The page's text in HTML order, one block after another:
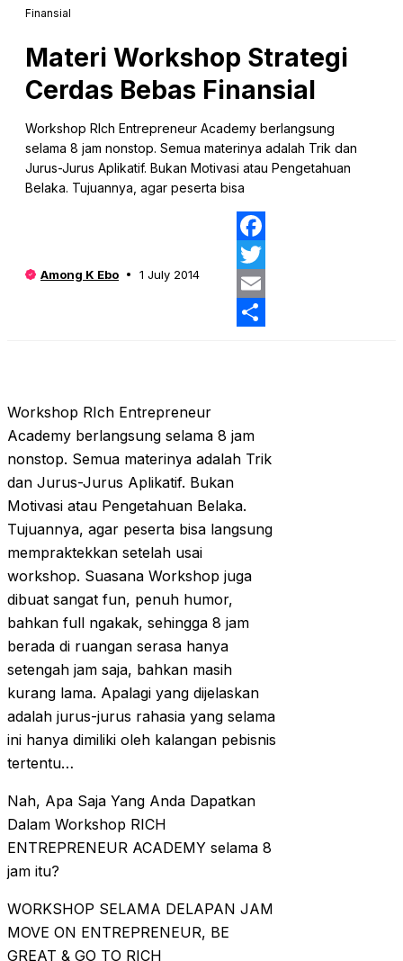
Finansial
Materi Workshop Strategi
Cerdas Bebas Finansial
Workshop RIch Entrepreneur Academy berlangsung
selama 8 jam nonstop. Semua materinya adalah Trik dan
Jurus-Jurus Aplikatif. Bukan Motivasi atau Pengetahuan
Belaka. Tujuannya, agar peserta bisa
Among K Ebo 1 July 2014
Workshop RIch Entrepreneur
Academy berlangsung selama 8 jam
nonstop. Semua materinya adalah Trik
dan Jurus-Jurus Aplikatif. Bukan
Motivasi atau Pengetahuan Belaka.
Tujuannya, agar peserta bisa langsung
mempraktekkan setelah usai
workshop. Suasana Workshop juga
dibuat sangat fun, penuh humor,
bahkan full ngakak, sehingga 8 jam
berada di ruangan serasa hanya
setengah jam saja, bahkan masih
kurang lama. Apalagi yang dijelaskan
adalah jurus-jurus rahasia yang selama
ini hanya dimiliki oleh kalangan pebisnis
tertentu…
Nah, Apa Saja Yang Anda Dapatkan
Dalam Workshop RICH
ENTREPRENEUR ACADEMY selama 8
jam itu?
WORKSHOP SELAMA DELAPAN JAM
MOVE ON ENTREPRENEUR, BE
GREAT & GO TO RICH